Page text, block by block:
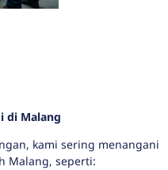
di Malang
kami sering menangani
Malang, seperti: